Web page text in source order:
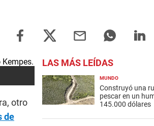
otro
de
LAS MÁS LEÍDAS
MUNDO
Construyó una
pescar en un
145.000 dólares